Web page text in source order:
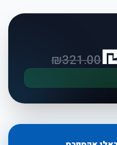
₪321.00